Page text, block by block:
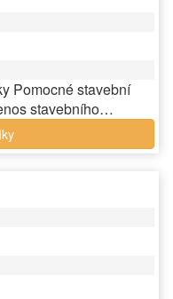
Pomocné stavební
stavebního…